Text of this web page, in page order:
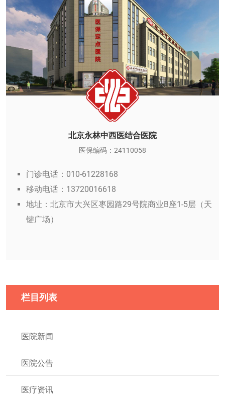
北京永林中西医结合医院
医保编码：24110058
门诊电话：010-61228168
移动电话：13720016618
地址：北京市大兴区枣园路29号院商业B座1-5层（天
键广场）
栏目列表
医院新闻
医院公告
医疗资讯